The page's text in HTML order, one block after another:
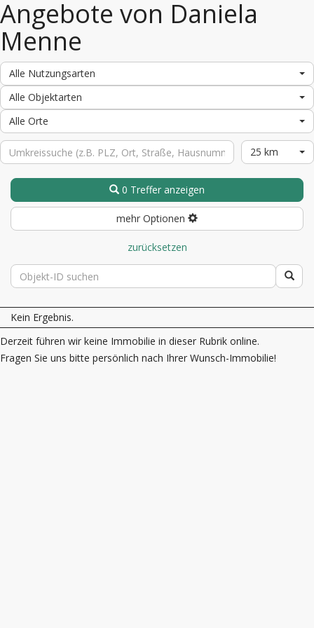
Angebote von Daniela
Menne
Alle Nutzungsarten
Alle Objektarten
Alle Orte
25 km
0 Treffer anzeigen
mehr Optionen
zurücksetzen
Kein Ergebnis.
Derzeit führen wir keine Immobilie in dieser Rubrik online.
Fragen Sie uns bitte persönlich nach Ihrer Wunsch-Immobilie!